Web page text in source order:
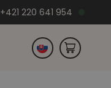
+421 220 641 954